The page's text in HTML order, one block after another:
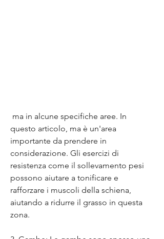
questo articolo, ma è un'area
importante da prendere in
considerazione. Gli esercizi di
resistenza come il sollevamento pesi
possono aiutare a tonificare e
rafforzare i muscoli della schiena,
aiutando a ridurre il grasso in questa
zona.